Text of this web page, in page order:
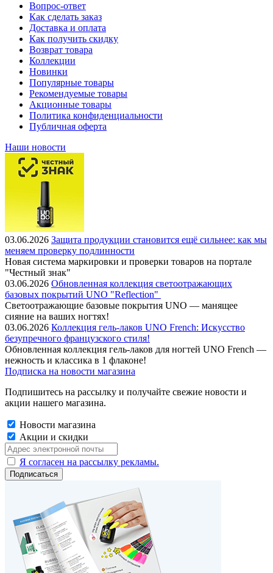
Вопрос-ответ
Как сделать заказ
Доставка и оплата
Как получить скидку
Возврат товара
Коллекции
Новинки
Популярные товары
Рекомендуемые товары
Акционные товары
Политика конфиденциальности
Публичная оферта
Наши новости
03.06.2026 Защита продукции становится ещё сильнее: как мы
меняем проверку подлинности
Новая система маркировки и проверки товаров на портале
"Честный знак"
03.06.2026 Обновленная коллекция светоотражающих
базовых покрытий UNO "Reflection"
Cветоотражающие базовые покрытия UNO — манящее
сияние на ваших ногтях!
03.06.2026 Коллекция гель-лаков UNO French: Искусство
безупречного французского стиля!
Обновленная коллекция гель-лаков для ногтей UNO French —
нежность и классика в 1 флаконе!
Подписка на новости магазина
Подпишитесь на рассылку и получайте свежие новости и
акции нашего магазина.
Новости магазина
Акции и скидки
Я согласен на рассылку рекламы.